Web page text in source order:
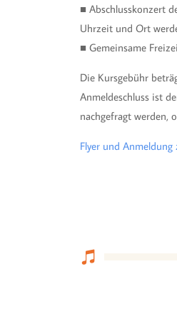
■ Abschlusskonzert
Uhrzeit und Ort
■ Gemeinsame
Die Kursgebühr
Anmeldeschluss ist
nachgefragt werden,
Flyer und